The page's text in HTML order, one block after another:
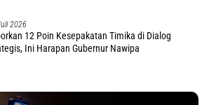
2026
12 Poin Kesepakatan Timika di Dialog
Ini Harapan Gubernur Nawipa